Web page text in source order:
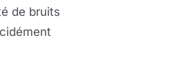
de bruits